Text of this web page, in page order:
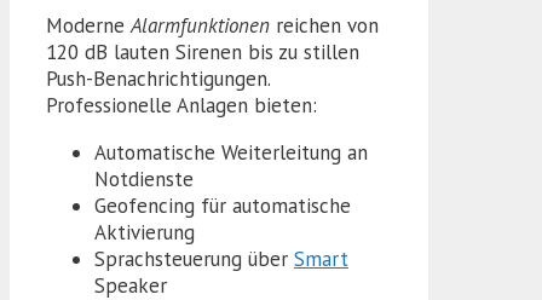
ModerneAlarmfunktionen reichen von
120 dB lauten Sirenen bis zu stillen
Push-Benachrichtigungen.
Professionelle Anlagen bieten:
Automatische Weiterleitung an
Notdienste
Geofencing für automatische
Aktivierung
Sprachsteuerung über Smart
Speaker